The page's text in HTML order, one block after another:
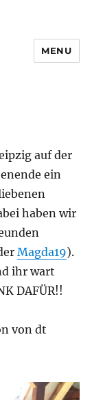
MENU
auf der
ein
haben wir
Magda19).
ihr wart
DAFÜR!!
von dt